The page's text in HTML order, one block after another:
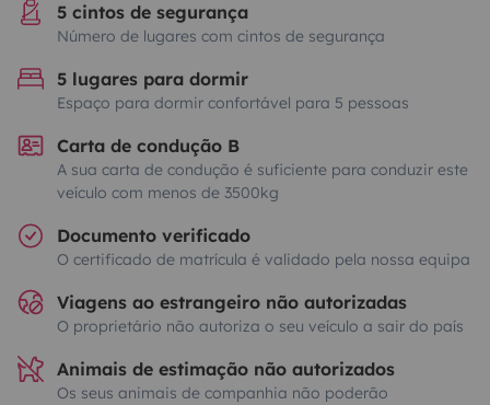
5 cintos de segurança
Número de lugares com cintos de segurança
5 lugares para dormir
Espaço para dormir confortável para 5 pessoas
Carta de condução B
A sua carta de condução é suficiente para conduzir este
veículo com menos de 3500kg
Documento verificado
O certificado de matrícula é validado pela nossa equipa
Viagens ao estrangeiro não autorizadas
O proprietário não autoriza o seu veículo a sair do país
Animais de estimação não autorizados
Os seus animais de companhia não poderão